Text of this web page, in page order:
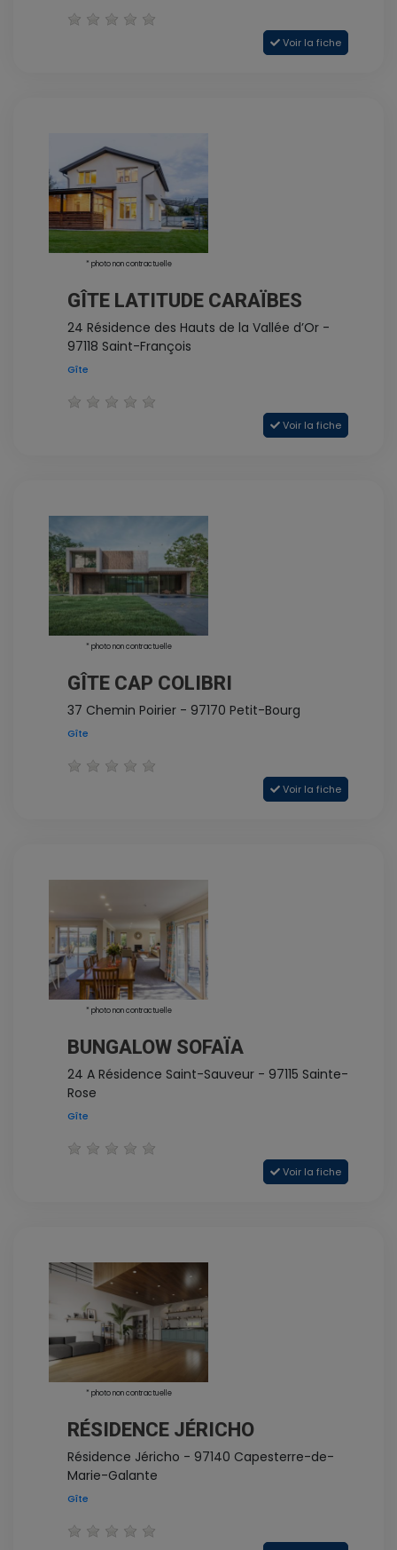
Voir la fiche
* photo non contractuelle
GÎTE LATITUDE CARAÏBES
24 Résidence des Hauts de la Vallée d’Or -
97118 Saint-François
Gîte
Voir la fiche
* photo non contractuelle
GÎTE CAP COLIBRI
37 Chemin Poirier - 97170 Petit-Bourg
Gîte
Voir la fiche
* photo non contractuelle
BUNGALOW SOFAÏA
24 A Résidence Saint-Sauveur - 97115 Sainte-
Rose
Gîte
Voir la fiche
* photo non contractuelle
RÉSIDENCE JÉRICHO
Résidence Jéricho - 97140 Capesterre-de-
Marie-Galante
Gîte